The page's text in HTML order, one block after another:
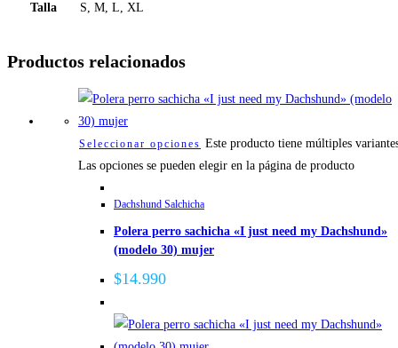
Talla S, M, L, XL
Productos relacionados
Seleccionar opciones Este producto tiene múltiples
Las opciones se pueden elegir en la página de producto
Dachshund Salchicha
Polera perro sachicha «I just need my Dachshund»
(modelo 30) mujer
$14.990